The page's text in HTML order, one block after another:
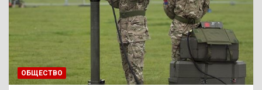
ОБЩЕСТВО